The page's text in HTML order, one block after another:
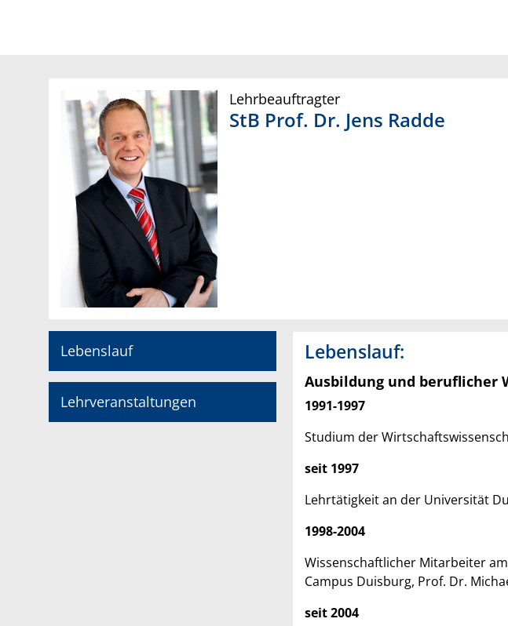
Lehrbeauftragter
StB Prof. Dr. Jens Radde
Lebenslauf
Lehrveranstaltungen
Lebenslauf:
Ausbildung und beruflicher
1991-1997
Studium der
seit 1997
Lehrtätigkeit an der Universität
1998-2004
Wissenschaftlicher Mitarbeiter
Campus Duisburg, Prof. Dr.
seit 2004